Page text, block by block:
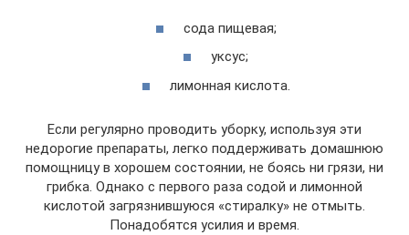
сода пищевая;
уксус;
лимонная кислота.
Если регулярно проводить уборку, используя эти
недорогие препараты, легко поддерживать домашнюю
помощницу в хорошем состоянии, не боясь ни грязи, ни
грибка. Однако с первого раза содой и лимонной
кислотой загрязнившуюся «стиралку» не отмыть.
Понадобятся усилия и время.